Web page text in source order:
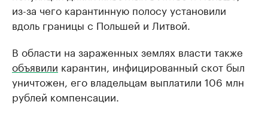
из-за чего карантинную полосу установили
вдоль границы с Польшей и Литвой.
В области на зараженных землях власти также
объявили карантин, инфицированный скот был
уничтожен, его владельцам выплатили 106 млн
рублей компенсации.